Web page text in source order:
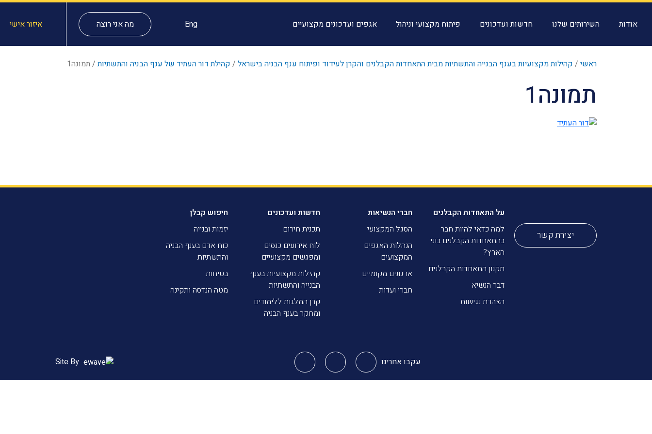
אודות השירותים שלנו חדשות ועדכונים פיתוח מקצועי וניהול אגפים ועדכונים מקצועיים Eng מה אני רוצה איזור אישי
ראשי / קהילות מקצועיות בענף הבנייה והתשתיות מבית התאחדות הקבלנים והקרן לעידוד ופיתוח ענף הבניה בישראל / קהילת דור העתיד של ענף הבניה והתשתיות/ תמונה1
תמונה1
יצירת קשר
על התאחדות הקבלנים
למה כדאי להיות חבר
בהתאחדות הקבלנים בוני
הארץ?
תקנון התאחדות הקבלנים
דבר הנשיא
הצהרת נגישות
חברי הנשיאות
הסגל המקצועי
הנהלות האגפים
המקצועים
ארגונים מקומיים
חברי ועדות
חדשות ועדכונים
תכנית חירום
לוח אירועים כנסים
ומפגשים מקצועיים
קהילות מקצועיות בענף
הבנייה והתשתיות
קרן המלגות ללימודים
ומחקר בענף הבניה
חיפוש קבלן
יזמות ובנייה
כוח אדם בענף הבניה
והתשתיות
בטיחות
מטה הנדסה ותקינה
עקבו אחרינו